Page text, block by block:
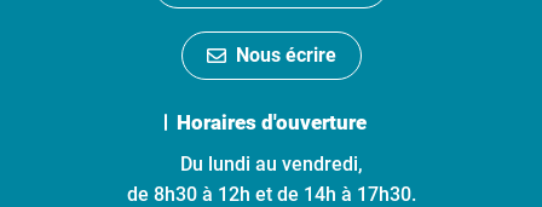
Nous écrire
Horaires d'ouverture
Du lundi au vendredi,
de 8h30 à 12h et de 14h à 17h30.